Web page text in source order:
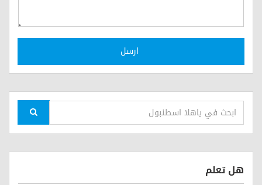
ارسل
هل تعلم